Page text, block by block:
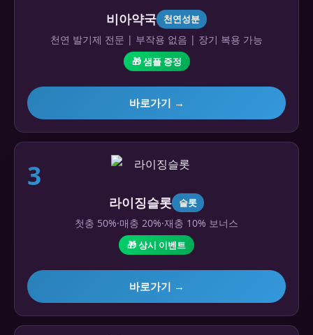
비아약국 천연성분
천연 발기제 전문 | 부작용 없음 | 장기 복용 가능
🎁 샘플 증정
바로가기 →
3
라이징슬롯 슬롯
첫충 50%·매충 20%·재충 10% 보너스
🎁 상시 이벤트
바로가기 →